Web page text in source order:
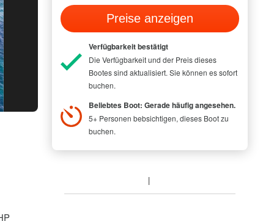
MODEL
Preise anzeigen
Verfügbarkeit bestätigt
Die Verfügbarkeit und der Preis dieses
Bootes sind aktualisiert. Sie können es sofort
buchen.
Beliebtes Boot: Gerade häufig angesehen.
5+ Personen bebsichtigen, dieses Boot zu
buchen.